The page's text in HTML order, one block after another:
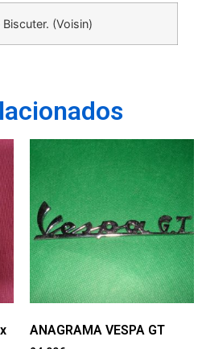
(Voisin)
ANAGRAMA VESPA GT